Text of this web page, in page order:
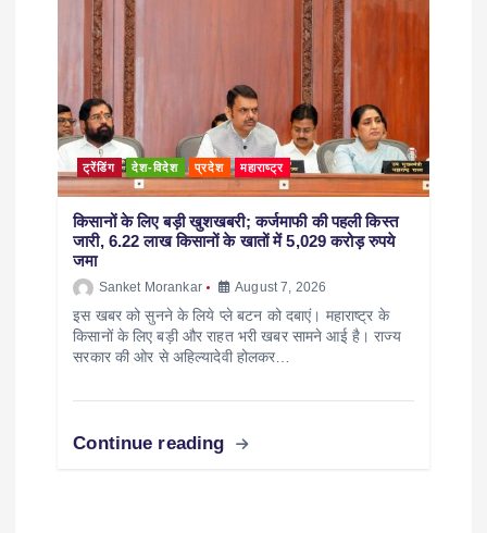
ट्रेंडिंग देश-विदेश प्रदेश महाराष्ट्र
किसानों के लिए बड़ी खुशखबरी; कर्जमाफी की पहली किस्त
जारी, 6.22 लाख किसानों के खातों में 5,029 करोड़ रुपये
जमा
Sanket Morankar August 7, 2026
इस खबर को सुनने के लिये प्ले बटन को दबाएं। महाराष्ट्र के
किसानों के लिए बड़ी और राहत भरी खबर सामने आई है। राज्य
सरकार की ओर से अहिल्यादेवी होलकर…
Continue reading